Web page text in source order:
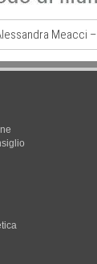
Meacci